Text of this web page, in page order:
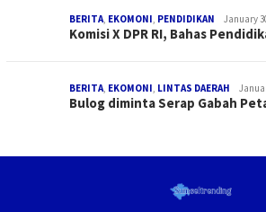
BERITA EKOMONI PENDIDIKAN January
Komisi X DPR RI, Bahas
BERITA EKOMONI LINTAS DAERAH
Bulog diminta Serap Gabah